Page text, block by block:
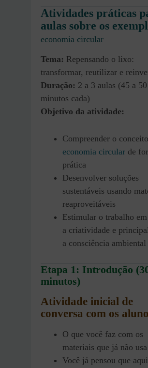
Atividades práticas
aulas sobre os
economia circular
Tema: Repensando o lixo:
transformar, reutilizar e
Duração: 2 a 3 aulas (45 a 50
minutos cada)
Objetivo da atividade:
Compreender o
economia circular de
prática
Desenvolver soluções
sustentáveis usando
reaproveitáveis
Estimular o trabalho
a criatividade e
a consciência ambiental
Etapa 1: Introdução
minutos)
Atividade inicial de
conversa com os
O que você faz com os
materiais que já não
Você já pensou que